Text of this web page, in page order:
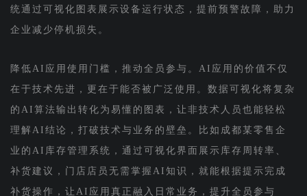
统通过可视化图表展示设备运行状态，提前预警故障，助力
企业减少停机损失。
降低AI应用使用门槛，推动全员参与。AI应用的价值不仅
在于技术先进，更在于能否被广泛使用。数据可视化将复杂
的AI算法输出转化为易懂的图表，让非技术人员也能轻松
理解AI结论，打破技术与业务的壁垒。比如成都某零售企
业的AI库存管理系统，通过可视化界面展示库存周转率、
补货建议，门店店员无需掌握AI知识，就能根据提示完成
补货操作，让AI应用真正融入日常业务，提升全员参与